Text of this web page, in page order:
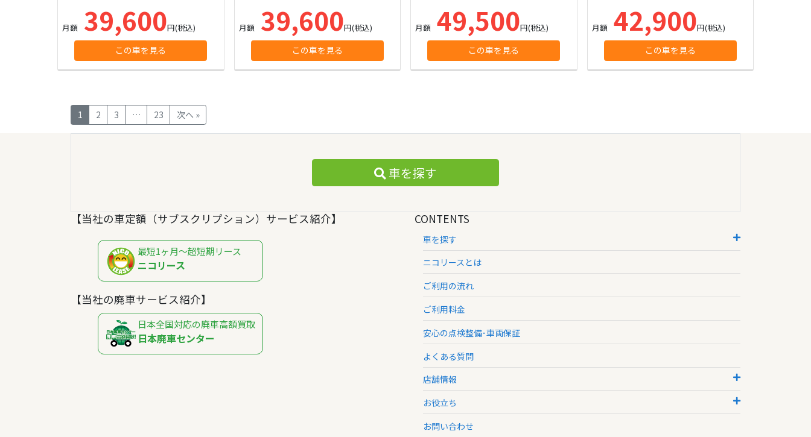
月額 39,600円(税込)
この車を見る
月額39,600円(税込)
この車を見る
月額 49,500円(税込)
この車を見る
月額42,900円(税込)
この車を見る
1 2 3 … 23 次へ »
車を探す
【当社の車定額（サブスクリプション）サービス紹介】
最短1ヶ月～超短期リース
ニコリース
【当社の廃車サービス紹介】
日本全国対応の廃車高額買取
日本廃車センター
CONTENTS
車を探す
ニコリースとは
ご利用の流れ
ご利用料金
安心の点検整備･車両保証
よくある質問
店舗情報
お役立ち
お問い合わせ